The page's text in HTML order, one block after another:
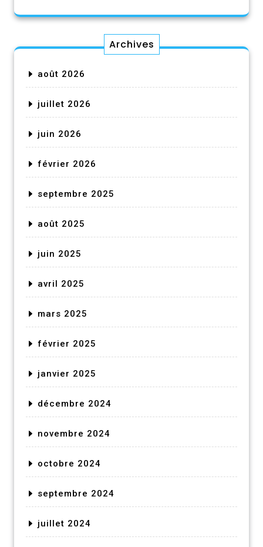
Archives
août 2026
juillet 2026
juin 2026
février 2026
septembre 2025
août 2025
juin 2025
avril 2025
mars 2025
février 2025
janvier 2025
décembre 2024
novembre 2024
octobre 2024
septembre 2024
juillet 2024